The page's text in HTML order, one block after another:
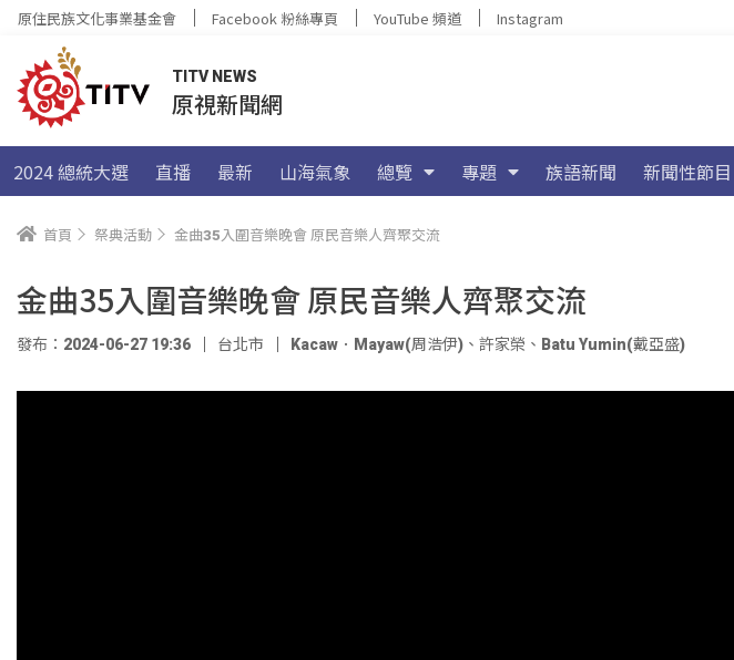
原住民族文化事業基金會 Facebook 粉絲專頁 YouTube 頻道 Instagram
TITV NEWS
原視新聞網
2024 總統大選 直播 最新 山海氣象 總覽 專題 族語新聞 新聞性節目
首頁 祭典活動 金曲35入圍音樂晚會 原民音樂人齊聚交流
金曲35入圍音樂晚會 原民音樂人齊聚交流
發布：2024-06-27 19:36 台北市 Kacaw．Mayaw(周浩伊) 、 許家榮 、 Batu Yumin(戴亞盛)